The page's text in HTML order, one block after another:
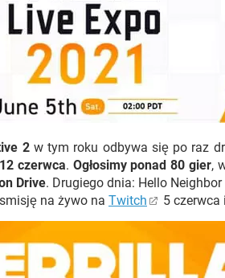
2w tym roku odbywa się po raz
czerwca. Ogłosimy ponad 80 gier,
Drive. Drugiego dnia: Hello Neighbor
na żywo na Twitch 5 czerwca